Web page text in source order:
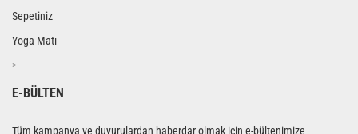
Sepetiniz
Yoga Matı
>
E-BÜLTEN
Tüm kampanya ve duyurulardan haberdar olmak için e-bültenimize